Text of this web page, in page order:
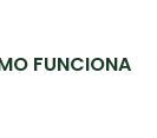
FUNCIONA